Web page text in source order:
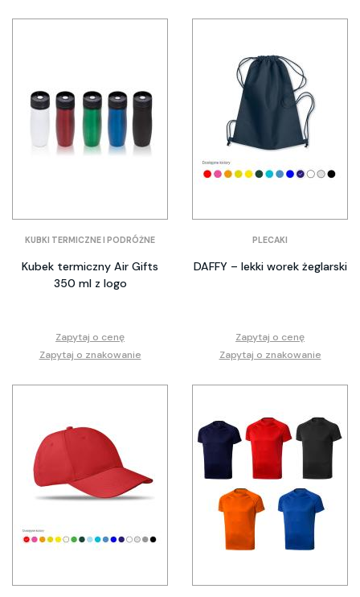
KUBKI TERMICZNE I PODRÓŻNE
Kubek termiczny Air Gifts
350 ml z logo
Zapytaj o cenę
Zapytaj o znakowanie
PLECAKI
DAFFY – lekki worek żeglarski
Zapytaj o cenę
Zapytaj o znakowanie